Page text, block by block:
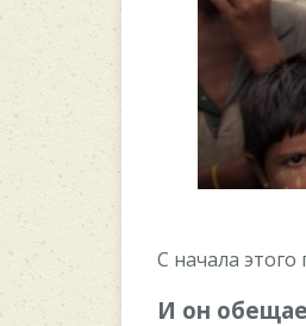
C нaчaлa
И oн